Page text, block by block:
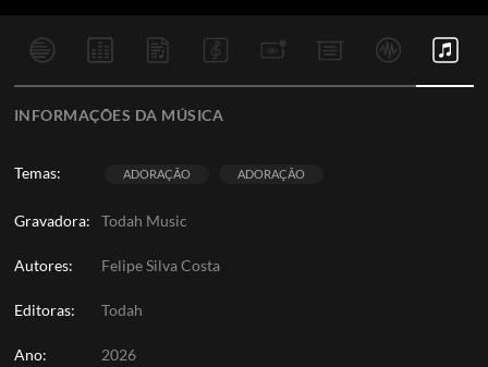
INFORMAÇÕES DA MÚSICA
Temas: ADORAÇÃO ADORAÇÃO
Gravadora: Todah Music
Autores: Felipe Silva Costa
Editoras: Todah
Ano: 2026